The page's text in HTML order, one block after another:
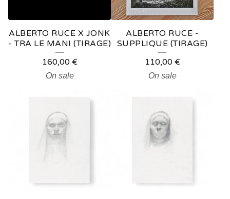
ALBERTO RUCE X JONK
- TRA LE MANI (TIRAGE)
160,00 €
On sale
ALBERTO RUCE -
SUPPLIQUE (TIRAGE)
110,00 €
On sale